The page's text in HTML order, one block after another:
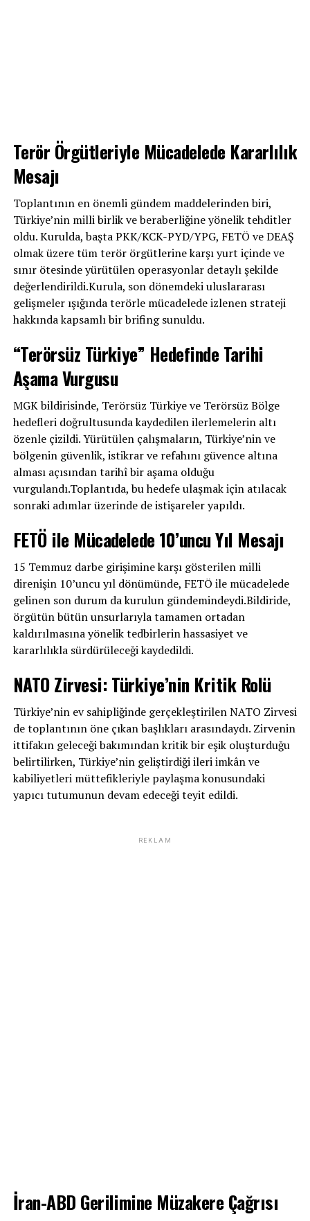
Terör Örgütleriyle Mücadelede Kararlılık
Mesajı
Toplantının en önemli gündem maddelerinden biri,
Türkiye’nin milli birlik ve beraberliğine yönelik tehditler
oldu. Kurulda, başta PKK/KCK-PYD/YPG, FETÖ ve DEAŞ
olmak üzere tüm terör örgütlerine karşı yurt içinde ve
sınır ötesinde yürütülen operasyonlar detaylı şekilde
değerlendirildi.Kurula, son dönemdeki uluslararası
gelişmeler ışığında terörle mücadelede izlenen strateji
hakkında kapsamlı bir brifing sunuldu.
“Terörsüz Türkiye” Hedefinde Tarihi
Aşama Vurgusu
MGK bildirisinde, Terörsüz Türkiye ve Terörsüz Bölge
hedefleri doğrultusunda kaydedilen ilerlemelerin altı
özenle çizildi. Yürütülen çalışmaların, Türkiye’nin ve
bölgenin güvenlik, istikrar ve refahını güvence altına
alması açısından tarihî bir aşama olduğu
vurgulandı.Toplantıda, bu hedefe ulaşmak için atılacak
sonraki adımlar üzerinde de istişareler yapıldı.
FETÖ ile Mücadelede 10’uncu Yıl Mesajı
15 Temmuz darbe girişimine karşı gösterilen milli
direnişin 10’uncu yıl dönümünde, FETÖ ile mücadelede
gelinen son durum da kurulun gündemindeydi.Bildiride,
örgütün bütün unsurlarıyla tamamen ortadan
kaldırılmasına yönelik tedbirlerin hassasiyet ve
kararlılıkla sürdürüleceği kaydedildi.
NATO Zirvesi: Türkiye’nin Kritik Rolü
Türkiye’nin ev sahipliğinde gerçekleştirilen NATO Zirvesi
de toplantının öne çıkan başlıkları arasındaydı. Zirvenin
ittifakın geleceği bakımından kritik bir eşik oluşturduğu
belirtilirken, Türkiye’nin geliştirdiği ileri imkân ve
kabiliyetleri müttefikleriyle paylaşma konusundaki
yapıcı tutumunun devam edeceği teyit edildi.
REKLAM
İran-ABD Gerilimine Müzakere Çağrısı